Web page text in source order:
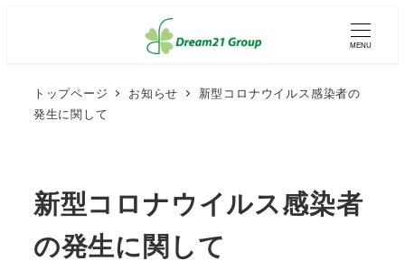
MENU
トップページ お知らせ
新型コロナウイルス感染者の
発生に関して
新型コロナウイルス感染者
の発生に関して